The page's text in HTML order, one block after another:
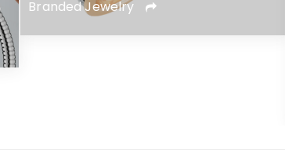
Branded Jewelry